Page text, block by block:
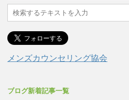
メンズカウンセリング協会
ブログ新着記事一覧